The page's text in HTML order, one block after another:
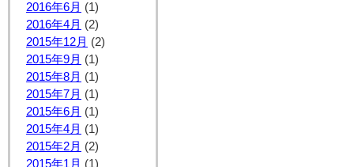
2016年6月 (1)
2016年4月 (2)
2015年12月 (2)
2015年9月 (1)
2015年8月 (1)
2015年7月 (1)
2015年6月 (1)
2015年4月 (1)
2015年2月 (2)
2015年1月 (1)